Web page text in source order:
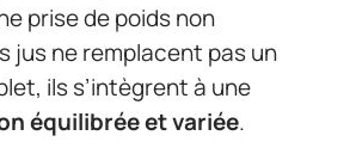
prise de poids non
jus ne remplacent pas un
ils s’intègrent à une
équilibrée et variée.